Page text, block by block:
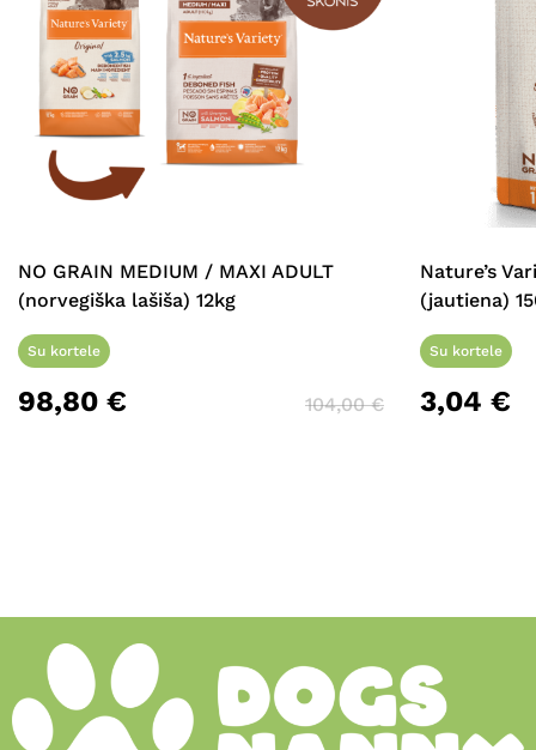
NO GRAIN MEDIUM / MAXI ADULT
(norvegiška lašiša) 12kg
Su kortele
98,80 € 104,00€
Nature’s
(jautiena)
Su kortele
3,04 €